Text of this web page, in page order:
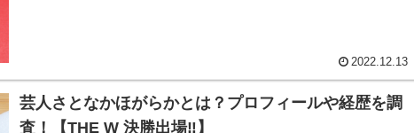
2022.12.13
芸人さとなかほがらかとは？プロフィールや経歴を調
査！【THE W 決勝出場‼】